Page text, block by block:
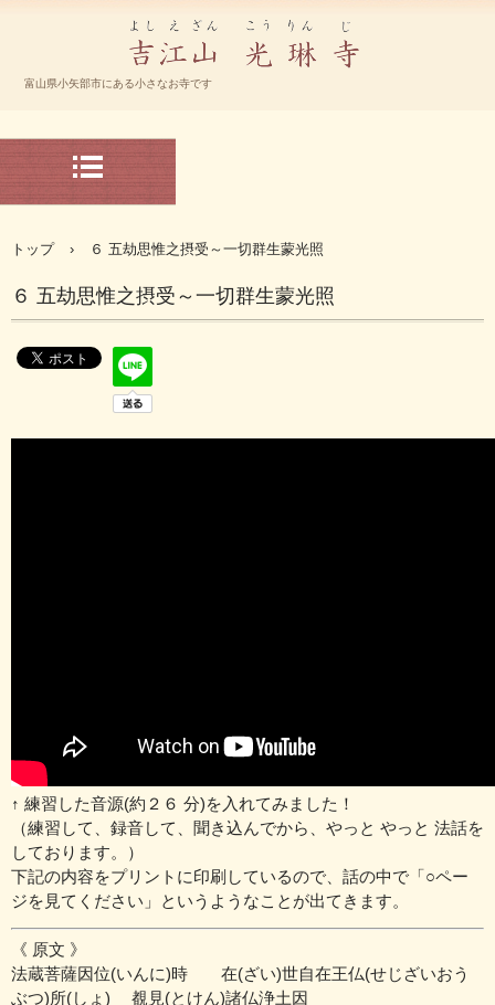
谷派 光琳寺 ホームページ
富山県小矢部市にある小さなお寺です
トップ › ６ 五劫思惟之摂受～一切群生蒙光照
６ 五劫思惟之摂受～一切群生蒙光照
↑ 練習した音源(約２６ 分)を入れてみました！
（練習して、録音して、聞き込んでから、やっと やっと 法話を
しております。）
下記の内容をプリントに印刷しているので、話の中で「○ペー
ジを見てください」というようなことが出てきます。
《 原文 》
法蔵菩薩因位(いんに)時 在(ざい)世自在王仏(せじざいおう
ぶつ)所(しょ) 覩見(とけん)諸仏浄土因